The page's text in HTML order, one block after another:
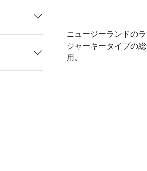
ニュージーランドの
ジャーキータイプの
用。